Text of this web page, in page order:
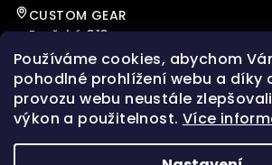
Používáme cookies, abychom
pohodlné prohlížení webu a díky
provozu webu neustále
výkon a použitelnost. Více
CUSTOM GEAR
Pražská 313
Písek, 39701
Czech Republic
Sledujte nás na našem Instagramu
Facebook
Instagram